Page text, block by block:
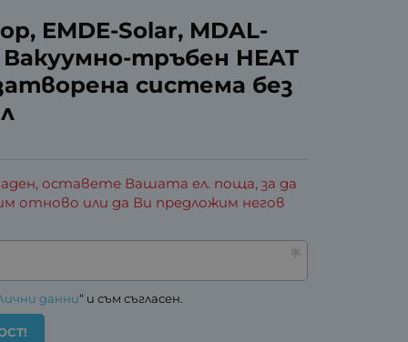
EMDE-Solar, MDAL-
Вакуумно-тръбен HEAT
система без
оставете Вашата ел. поща, за да
отново или да Ви предложим негов
данни“ и съм съгласен.